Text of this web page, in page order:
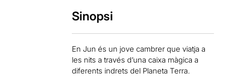
Sinopsi
En Jun és un jove cambrer que viatja a
les nits a través d’una caixa màgica a
diferents indrets del Planeta Terra.